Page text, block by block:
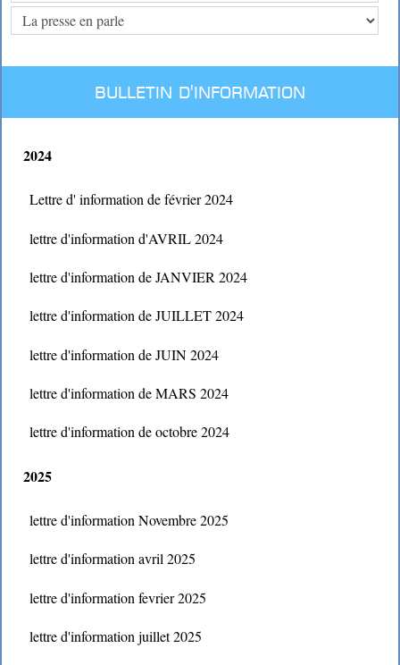
BULLETIN D'INFORMATION
2024
Lettre d' information de février 2024
lettre d'information d'AVRIL 2024
lettre d'information de JANVIER 2024
lettre d'information de JUILLET 2024
lettre d'information de JUIN 2024
lettre d'information de MARS 2024
lettre d'information de octobre 2024
2025
lettre d'information Novembre 2025
lettre d'information avril 2025
lettre d'information fevrier 2025
lettre d'information juillet 2025